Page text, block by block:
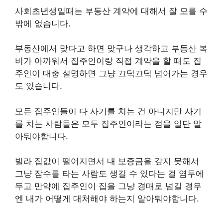
사회초년생일때는 부동산 계약에 대해서 잘 모를 수
밖에 없습니다.
부동산에서 맞다고 하면 맞구나 생각하고 부동산 복
비가 아까워서 집주인이랑 직접 계약을 할 때도 집
주인이 대충 설명하면 그냥 끄덕끄덕 넘어가는 경우
도 있습니다.
모든 집주인들이 다 사기를 치는 건 아니지만 사기
를 치는 사람들은 모두 집주인이라는 점을 일단 알
아둬야합니다.
빌라 집값이 떨어지면서 내 보증금을 갚지 못해서
그냥 잠수를 타는 사람도 생길 수 있다는 걸 염두에
두고 만약에 집주인이 집을 그냥 경매로 넘길 경우
엔 내가 어떻게 대처해야 하는지 알아둬야합니다.